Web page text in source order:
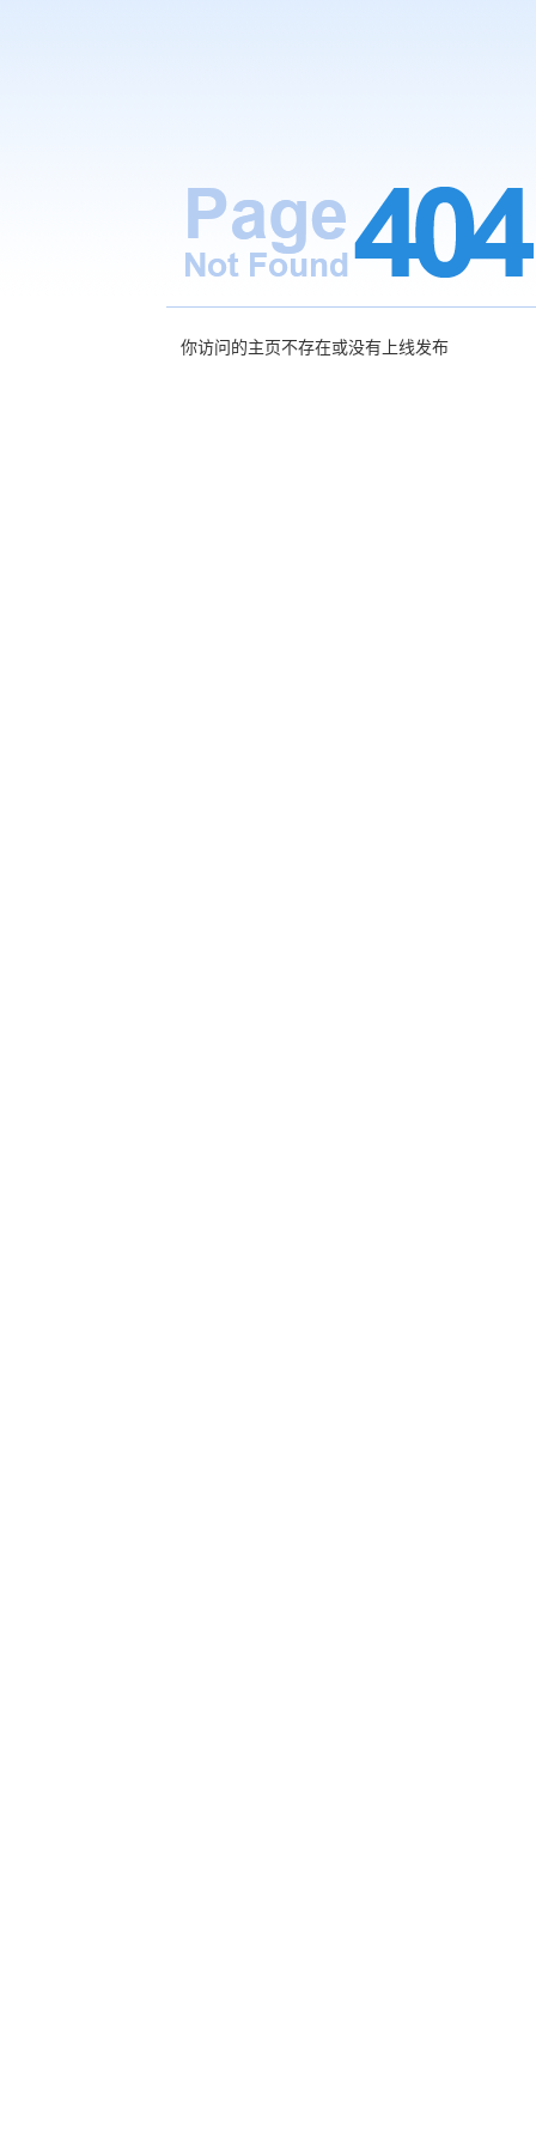
你访问的主页不存在或没有上线发布